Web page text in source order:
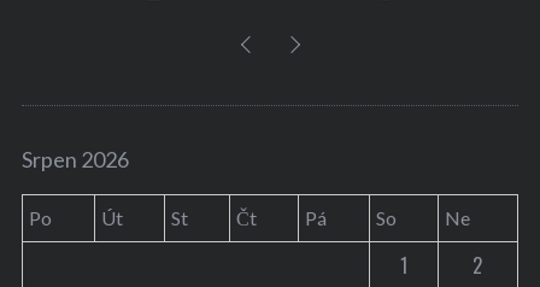
Srpen 2026
Po Út St Čt Pá So Ne
1
2